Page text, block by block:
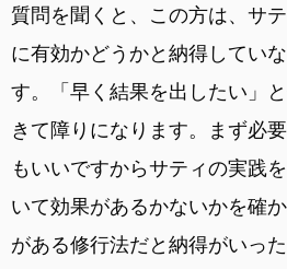
質問を聞くと、この方は、サ
に有効かどうかと納得してい
す。「早く結果を出したい」
きて障りになります。まず必
もいいですからサティの実践
いて効果があるかないかを確
がある修行法だと納得がいっ